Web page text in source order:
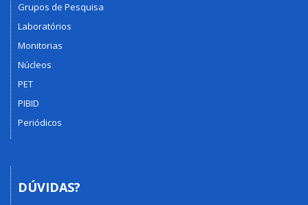
Grupos de Pesquisa
Laboratórios
Monitorias
Núcleos
PET
PIBID
Periódicos
DÚVIDAS?